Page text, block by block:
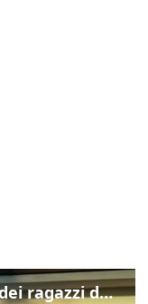
Caso Pradamano, parla uno dei ragazzi denunciati per la limonata: "Volevo anche aiutare i miei"